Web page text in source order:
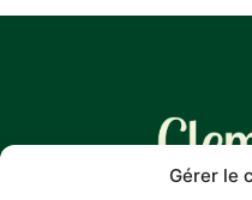
Gérer le